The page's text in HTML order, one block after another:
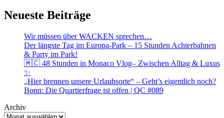
Neueste Beiträge
Wir müssen über WACKEN sprechen…
Der längste Tag im Europa-Park – 15 Stunden Achterbahnen
& Party im Park!
🇲🇨 48 Stunden in Monaco Vlog– Zwischen Alltag & Luxus
✨
„Hier brennen unsere Urlaubsorte“ – Geht’s eigentlich noch?
Bonn: Die Quartierfrage ist offen | QC #089
Archiv